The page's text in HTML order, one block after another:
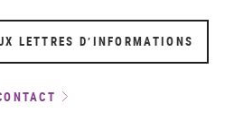
LETTRES D’INFORMATIONS